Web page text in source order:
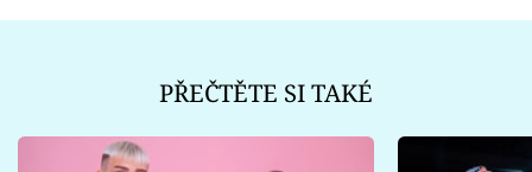
PŘEČTĚTE SI TAKÉ